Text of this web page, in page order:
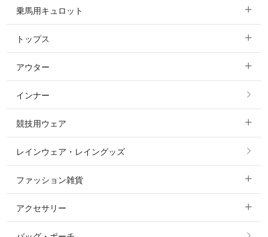
乗馬用キュロット
すべてのキュロット
フルグリップ・尻革 キュロット
ニーグリップ・膝革 キュロット
トップス
すべてのトップス
ポロシャツ
カットソー・Tシャツ・タンクトップ
ニット・セーター
アウター
すべてのアウター
コート
ジャケット・ブルゾン
インナー
競技用ウェア
すべての競技用ウェア
ショージャケット
ショーシャツ
レインウェア・レイングッズ
ファッション雑貨
すべてのファッション雑貨
アクセサリー